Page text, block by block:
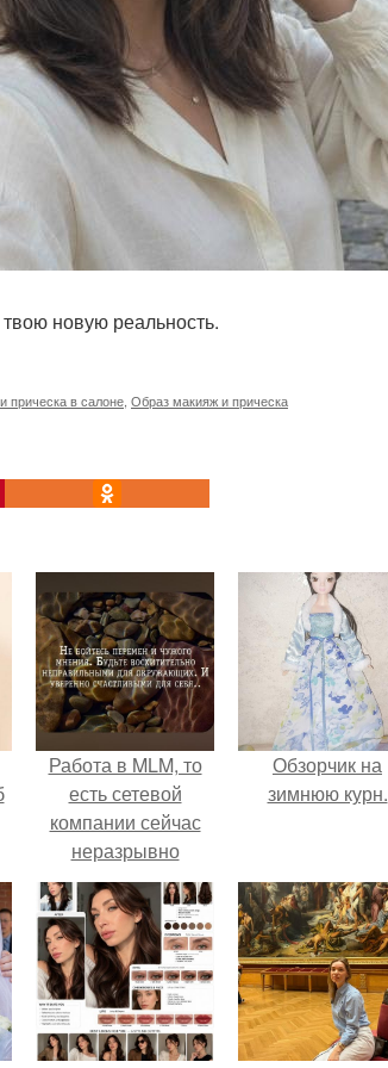
новую реальность.
прическа в салоне Образ макияж и прическа
Работа в MLM, то
есть сетевой
компании сейчас
неразрывно
связана с создание
своего контента,
своей страницы в
соц сетях.
Обзорчик на
зимнюю курн.